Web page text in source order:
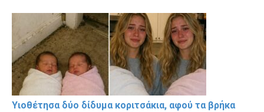
Υιοθέτησα δύο δίδυμα κοριτσάκια, αφού τα βρήκα